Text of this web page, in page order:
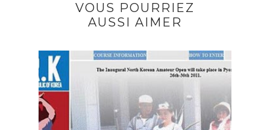
VOUS POURRIEZ
AUSSI AIMER